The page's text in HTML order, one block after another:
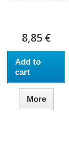
8,85 €
Add to
cart
More